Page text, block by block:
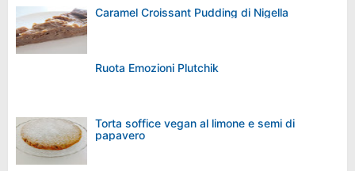
Caramel Croissant Pudding di Nigella
Ruota Emozioni Plutchik
Torta soffice vegan al limone e semi di
papavero